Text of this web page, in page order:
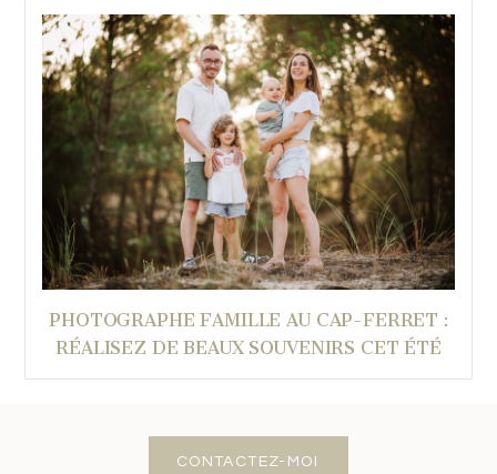
PHOTOGRAPHE FAMILLE AU CAP-FERRET :
RÉALISEZ DE BEAUX SOUVENIRS CET ÉTÉ
CONTACTEZ-MOI